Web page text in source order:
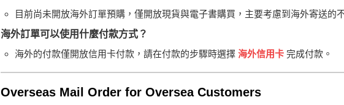
目前尚未開放海外訂單預購，僅開放現貨與電子書購買，主要考慮到海外寄送的
海外訂單可以使用什麼付款方式？
海外的付款僅開放信用卡付款，請在付款的步驟時選擇 海外信用卡 完成付款。
Overseas Mail Order for Oversea Customers